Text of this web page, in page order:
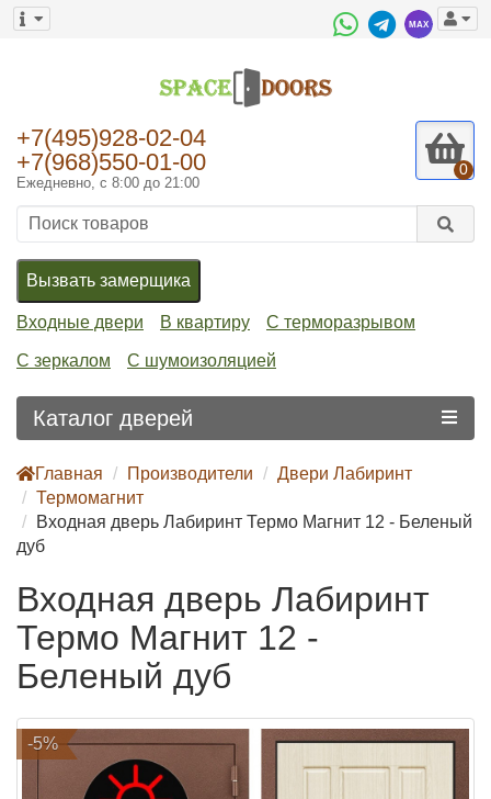
+7(495)928-02-04
+7(968)550-01-00
Ежедневно, с 8:00 до 21:00
0
Вызвать замерщика
Входные двери В квартиру С терморазрывом
С зеркалом С шумоизоляцией
Каталог дверей
Главная Производители
Двери Лабиринт
Термомагнит
Входная дверь Лабиринт Термо Магнит 12 - Беленый
дуб
Входная дверь Лабиринт
Термо Магнит 12 -
Беленый дуб
-5%